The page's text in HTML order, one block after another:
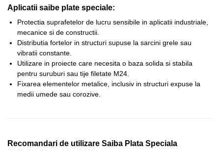
Aplicatii saibe plate speciale:
Protectia suprafetelor de lucru sensibile in aplicatii industriale,
mecanice si de constructii.
Distributia fortelor in structuri supuse la sarcini grele sau
vibratii constante.
Utilizare in proiecte care necesita o baza solida si stabila
pentru suruburi sau tije filetate M24.
Fixarea elementelor metalice, inclusiv in structuri expuse la
medii umede sau corozive.
Recomandari de utilizare Saiba Plata Speciala